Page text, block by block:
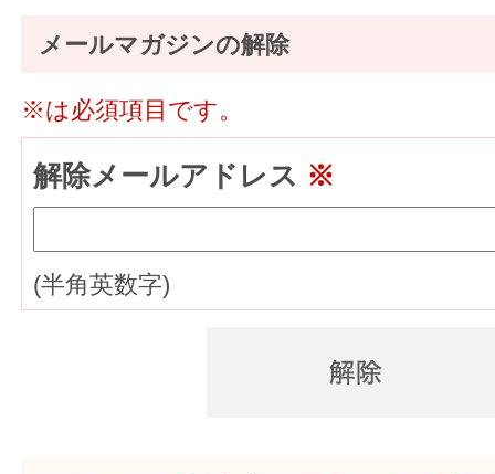
メールマガジンの解除
※は必須項目です。
解除メールアドレス ※
(半角英数字)